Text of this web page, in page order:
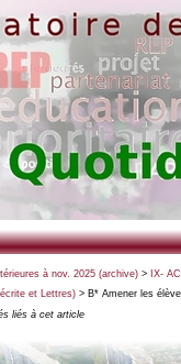
à nov. 2025 (archive)> IX-
et Lettres)> B* Amener les
liés à cet article